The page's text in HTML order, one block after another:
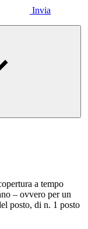
Invia
a tempo
– ovvero per un
posto, di n. 1 posto